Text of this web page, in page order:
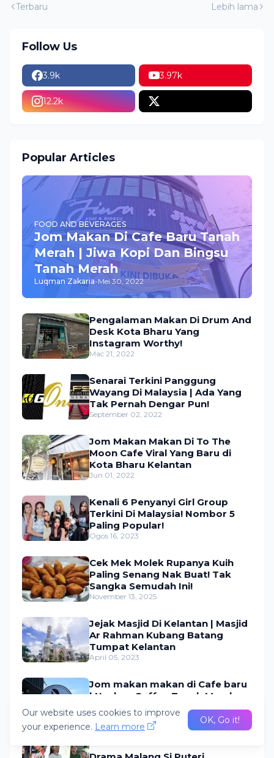
Terbaru Lebih lama
Follow Us
3.9k 3.97k
12.2k
Popular Articles
FOOD AND BEVERAGES
Jom Makan Di Cafe Baru Tanah
Merah | Jiwa Kopi Dan Bingsu
Tanah Merah
Luqman Zakaria-Mei 30, 2022
Pengalaman Makan Di Drum And
Desk Kota Bharu Yang
Instagram Worthy!
Mac 21, 2022
Senarai Terkini Panggung
Wayang Di Malaysia | Ada Yang
Tak Pernah Dengar Pun!
September 02, 2022
Jom Makan Makan Di To The
Moon Cafe Viral Yang Baru di
Kota Bharu Kelantan
Jun 01, 2022
Kenali 6 Penyanyi Girl Group
Terkini Di Malaysia! Nombor 5
Paling Popular!
Ogos 16, 2023
Cek Mek Molek Rupanya Kuih
Paling Senang Nak Buat! Tak
Sangka Semudah Ini!
November 13, 2025
Jejak Masjid Di Kelantan | Masjid
Ar Rahman Kubang Batang
Tumpat Kelantan
April 05, 2023
Jom makan makan di Cafe baru
| Nasken Coffee Tanah Merah
Kelantan
September 23, 2020
Our website uses cookies to improve
your experience. Learn more
OK, Go it!